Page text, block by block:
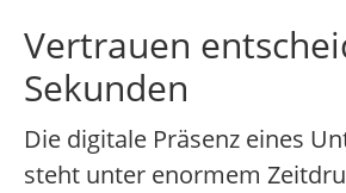
Vertrauen
Sekunden
Die digitale Präsenz eines
steht unter enormem